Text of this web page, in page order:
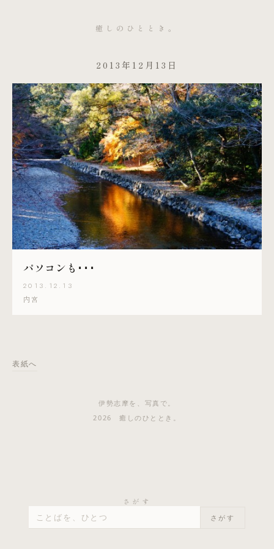
癒しのひととき。
2013年12月13日
パソコンも･･･
2013.12.13
内宮
表紙へ
伊勢志摩を、写真で。
2026 癒しのひととき。
さがす
さがす